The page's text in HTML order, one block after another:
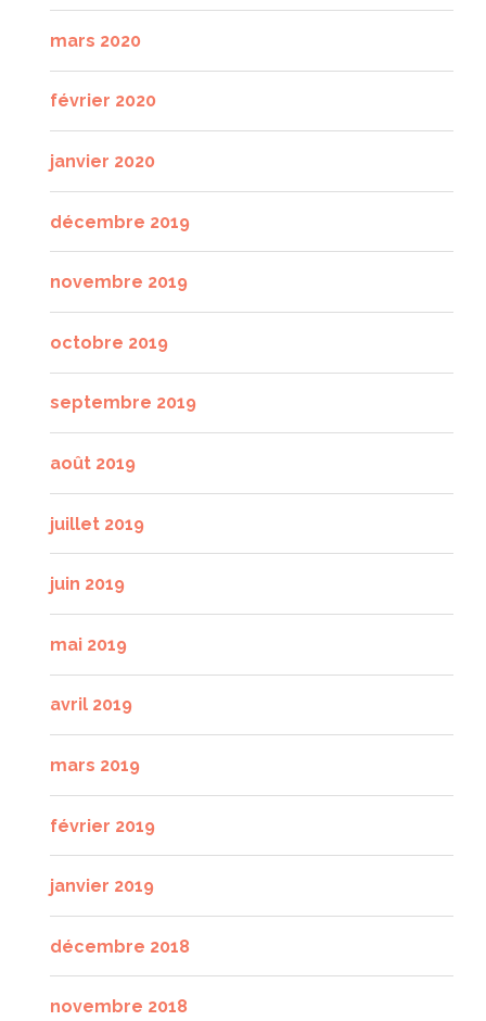
mars 2020
février 2020
janvier 2020
décembre 2019
novembre 2019
octobre 2019
septembre 2019
août 2019
juillet 2019
juin 2019
mai 2019
avril 2019
mars 2019
février 2019
janvier 2019
décembre 2018
novembre 2018